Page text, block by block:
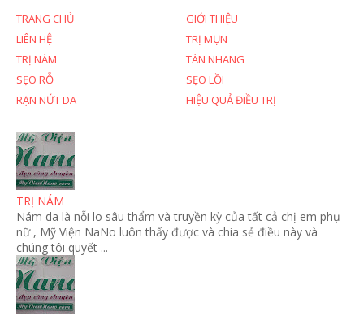
TRANG CHỦ
GIỚI THIỆU
LIÊN HỆ
TRỊ MỤN
TRỊ NÁM
TÀN NHANG
SẸO RỖ
SẸO LỒI
RẠN NỨT DA
HIỆU QUẢ ĐIỀU TRỊ
TRỊ NÁM
Nám da là nỗi lo sâu thẩm và truyền kỳ của tất cả chị em phụ
nữ , Mỹ Viện NaNo luôn thấy được và chia sẻ điều này và
chúng tôi quyết ...